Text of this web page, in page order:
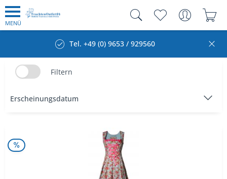
MENÜ
Tel. +49 (0) 9653 / 929560
Filtern